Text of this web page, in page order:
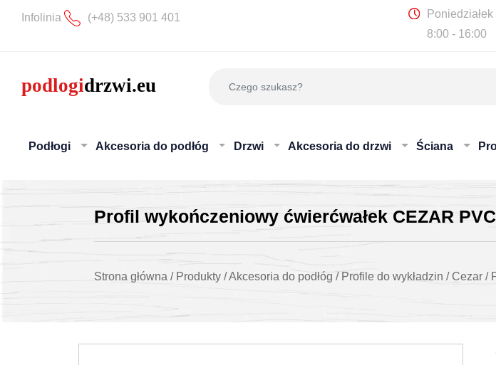
Infolinia (+48) 533 901 401
8:00 - 16:00
Podłogi Akcesoria do podłóg Drzwi Akcesoria do drzwi Ściana
Profil wykończeniowy ćwierćwałek CEZAR
Strona główna / Produkty /Akcesoria do podłóg / Profile do wykładzin / Cezar /